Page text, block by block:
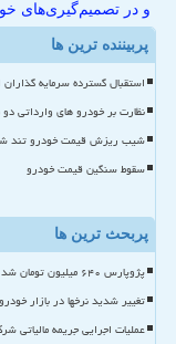
و در تصمیم‌گیری‌های
پربیننده ترین ها
استقبال گسترده سرمایه
نظارت بر خودرو های وارداتی
شیب ریزش قیمت خودرو تند
سقوط سنگین قیمت خودرو
پربحث ترین ها
پژوپارس ۶۴۰ میلیون تومان شد
تغییر شدید نرخها در بازار خودرو
عملیات اجرایی جریمه